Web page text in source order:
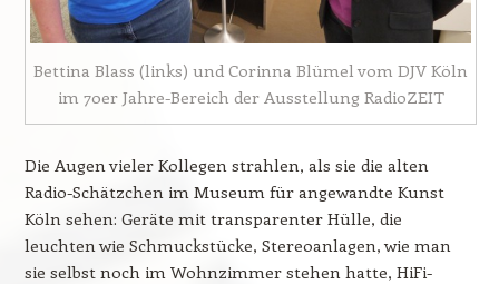
Bettina Blass (links) und Corinna Blümel vom DJV Köln
im 70er Jahre-Bereich der Ausstellung RadioZEIT
Die Augen vieler Kollegen strahlen, als sie die alten
Radio-Schätzchen im Museum für angewandte Kunst
Köln sehen: Geräte mit transparenter Hülle, die
leuchten wie Schmuckstücke, Stereoanlagen, wie man
sie selbst noch im Wohnzimmer stehen hatte, HiFi-